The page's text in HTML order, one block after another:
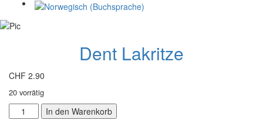
Dent Lakritze
CHF 2.90
20 vorrätig
Dent
Lakritze
In den Warenkorb